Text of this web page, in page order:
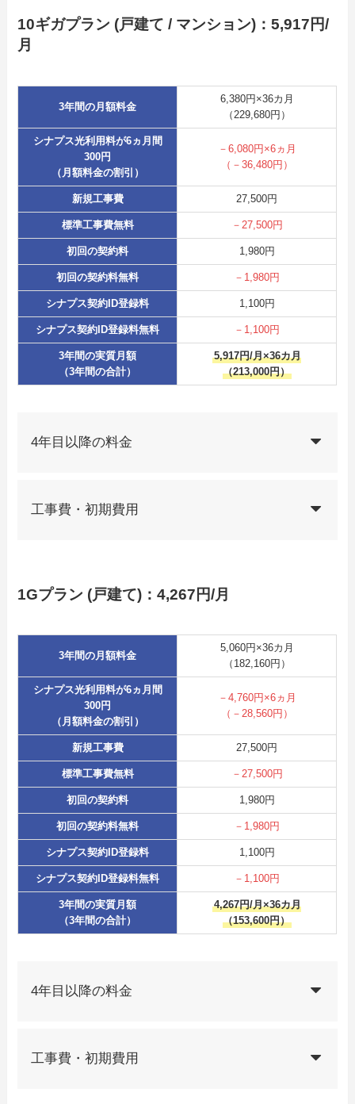
10ギガプラン (戸建て / マンション)：5,917円/
月
3年間の月額料金
6,380円×36カ月
（229,680円）
シナプス光利用料が6ヵ月間
300円
（月額料金の割引）
－6,080円×6ヵ月
（－36,480円）
新規工事費 27,500円
標準工事費無料 －27,500円
初回の契約料 1,980円
初回の契約料無料 －1,980円
シナプス契約ID登録料 1,100円
シナプス契約ID登録料無料 －1,100円
3年間の実質月額
（3年間の合計）
5,917円/月×36カ月
（213,000円）
4年目以降の料金
工事費・初期費用
1Gプラン (戸建て)：4,267円/月
3年間の月額料金
5,060円×36カ月
（182,160円）
シナプス光利用料が6ヵ月間
300円
（月額料金の割引）
－4,760円×6ヵ月
（－28,560円）
新規工事費 27,500円
標準工事費無料 －27,500円
初回の契約料 1,980円
初回の契約料無料 －1,980円
シナプス契約ID登録料 1,100円
シナプス契約ID登録料無料 －1,100円
3年間の実質月額
（3年間の合計）
4,267円/月×36カ月
（153,600円）
4年目以降の料金
工事費・初期費用